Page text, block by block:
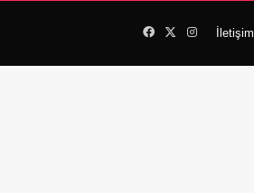
İletişim
Facebook
X Instagram